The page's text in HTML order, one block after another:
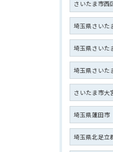
さいたま市西
埼玉県さいた
埼玉県さいた
埼玉県さいた
さいたま市大
埼玉県蓮田市
埼玉県北足立